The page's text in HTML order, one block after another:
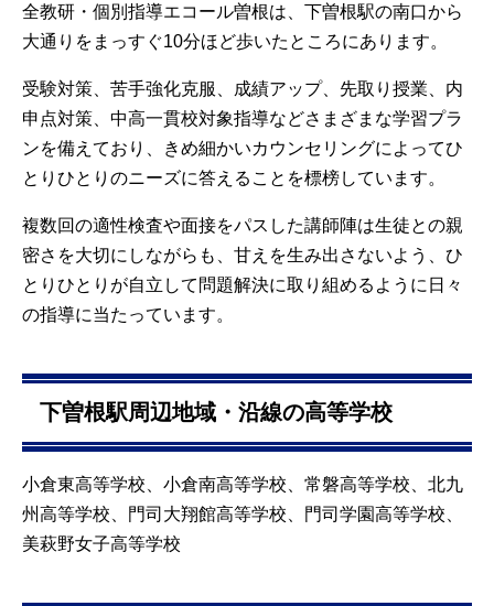
全教研・個別指導エコール曽根は、下曽根駅の南口から
大通りをまっすぐ10分ほど歩いたところにあります。
受験対策、苦手強化克服、成績アップ、先取り授業、内
申点対策、中高一貫校対象指導などさまざまな学習プラ
ンを備えており、きめ細かいカウンセリングによってひ
とりひとりのニーズに答えることを標榜しています。
複数回の適性検査や面接をパスした講師陣は生徒との親
密さを大切にしながらも、甘えを生み出さないよう、ひ
とりひとりが自立して問題解決に取り組めるように日々
の指導に当たっています。
下曽根駅周辺地域・沿線の高等学校
小倉東高等学校、小倉南高等学校、常磐高等学校、北九
州高等学校、門司大翔館高等学校、門司学園高等学校、
美萩野女子高等学校